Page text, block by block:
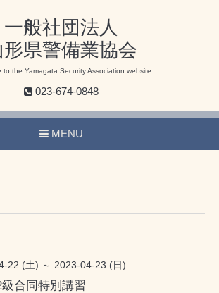
一般社団法人
形県警備業協会
to the Yamagata Security Association website
023-674-0848
MENU
22 (土) ～ 2023-04-23 (日)
合同特別講習